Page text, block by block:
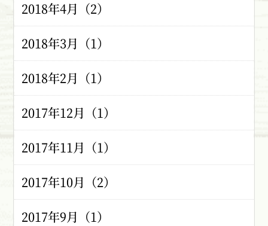
2018年4月（2）
2018年3月（1）
2018年2月（1）
2017年12月（1）
2017年11月（1）
2017年10月（2）
2017年9月（1）